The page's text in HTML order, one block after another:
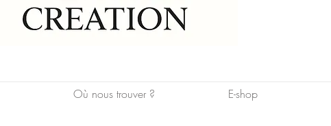
Où nous trouver ? E-shop